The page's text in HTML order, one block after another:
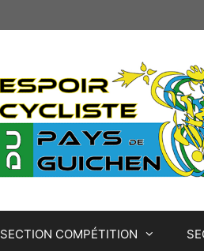
SECTION COMPÉTITION